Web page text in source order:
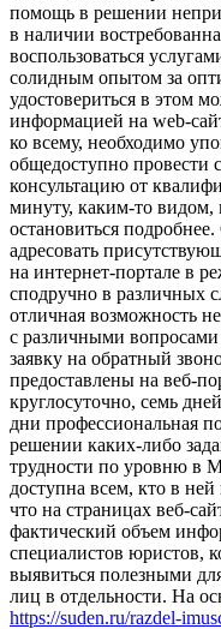
помощь в решении
в наличии
воспользоваться
солидным опытом за
удостовериться в этом
информацией на web-
ко всему, необходимо
общедоступно провести
консультацию от
минуту, каким-то
остановиться
адресовать
на интернет-портале в
сподручно в различных
отличная возможность
с различными
заявку на обратный
предоставлены на веб-
круглосуточно, семь
дни профессиональная
решении каких-либо
трудности по уровню в
доступна всем, кто в
что на страницах веб-
фактический объем
специалистов юристов,
выявиться полезными
лиц в отдельности. На
https://suden.ru/razdel-